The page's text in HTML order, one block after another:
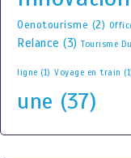
Oenotourisme (2)
Relance (3) Tourisme
ligne (1) Voyage en train
une (37)